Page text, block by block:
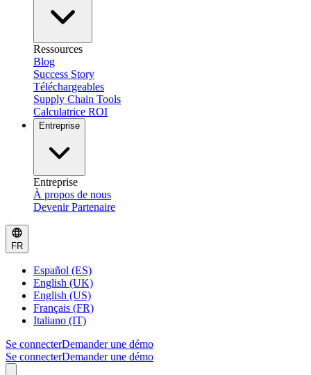
Ressources
Blog
Success Story
Téléchargeables
Supply Chain Tools
Calculatrice ROI
Entreprise
Entreprise
À propos de nous
Devenir Partenaire
FR
Español (ES)
English (UK)
English (US)
Français (FR)
Italiano (IT)
Se connecterDemander une démo
Se connecterDemander une démo